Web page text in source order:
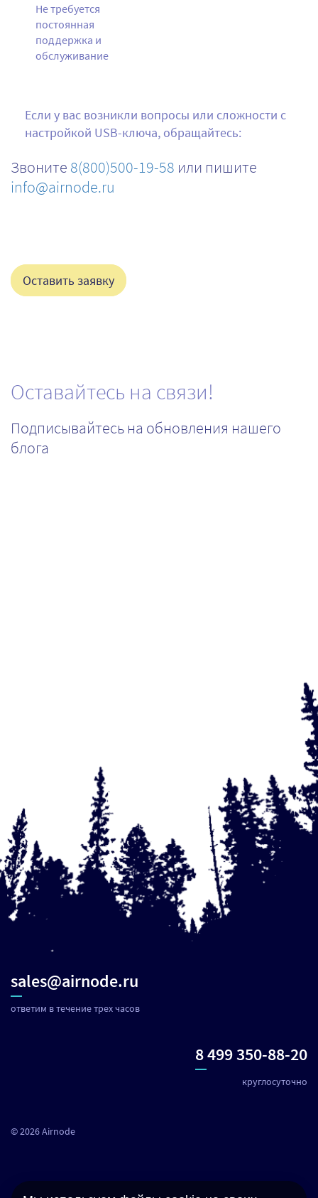
Не требуется
постоянная
поддержка и
обслуживание
Если у вас возникли вопросы или сложности с
настройкой USB-ключа, обращайтесь:
Звоните 8(800)500-19-58 или пишите
info@airnode.ru
Оставить заявку
Оставайтесь на связи!
Подписывайтесь на обновления нашего
блога
sales@airnode.ru
ответим в течение трех часов
8 499 350-88-20
круглосуточно
© 2026 Airnode